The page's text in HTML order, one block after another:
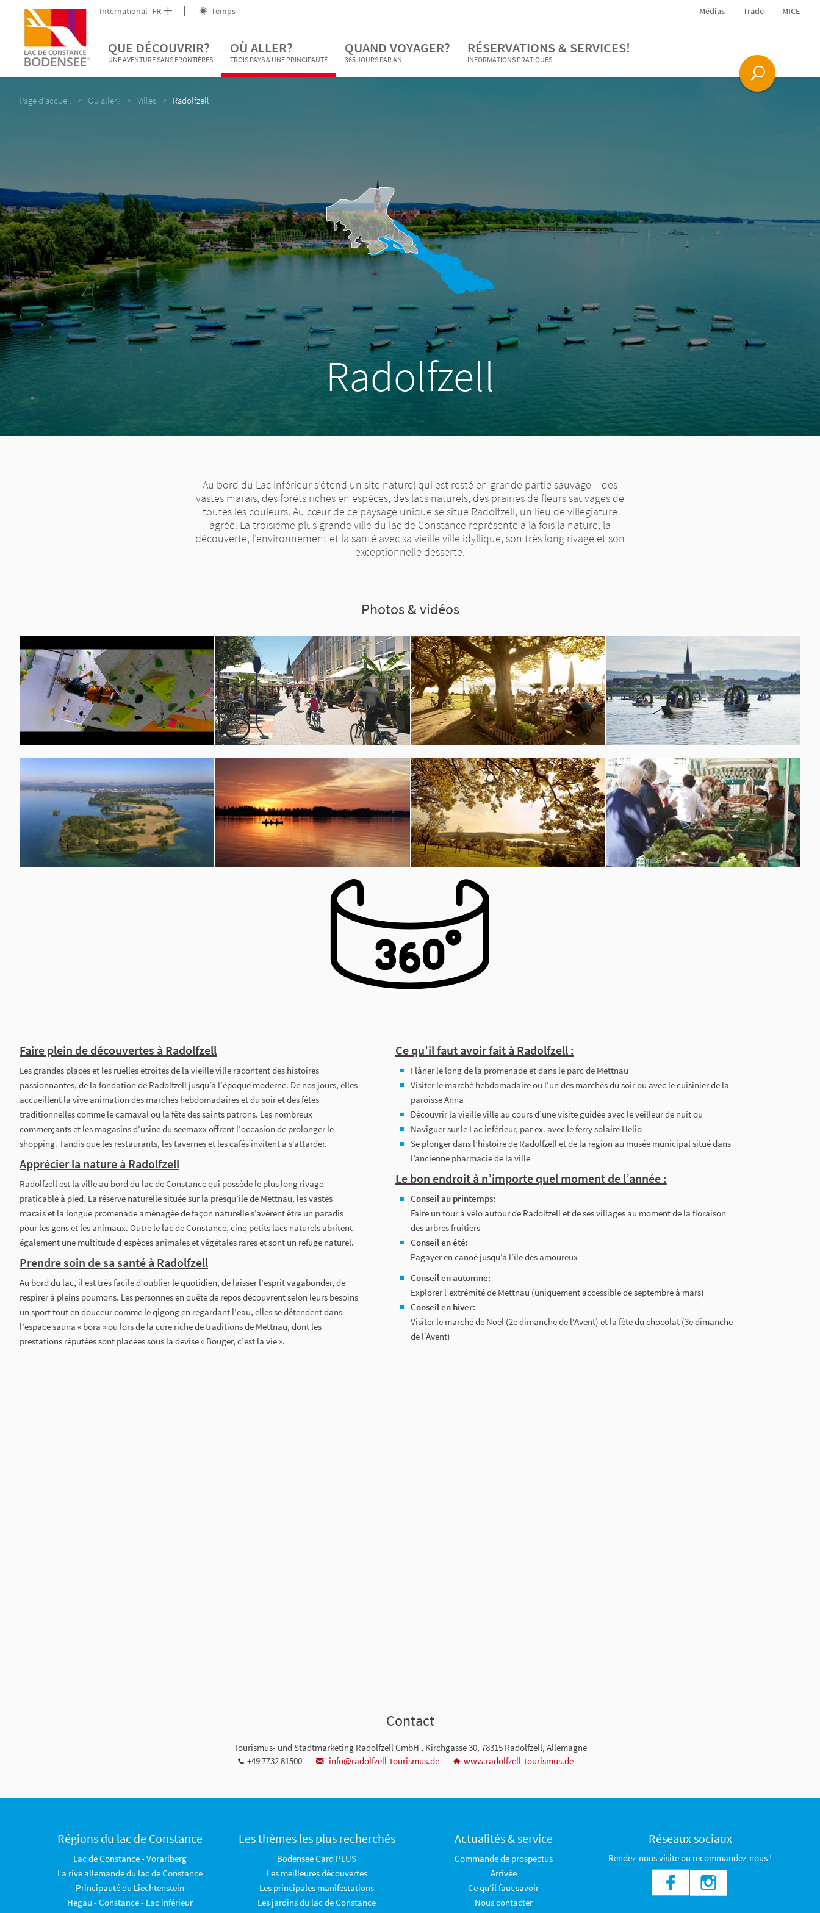
International FR Temps Médias Trade MICE
QUE DÉCOUVRIR?
UNE AVENTURE SANS FRONTIÈRES
OÙ ALLER?
TROIS PAYS & UNE PRINCIPAUTÉ
QUAND VOYAGER?
365 JOURS PAR AN
RÉSERVATIONS & SERVICES!
INFORMATIONS PRATIQUES
Page d'accueil Où aller? Villes Radolfzell
Radolfzell
Au bord du Lac inférieur s’étend un site naturel qui est resté en grande partie sauvage – des
vastes marais, des forêts riches en espèces, des lacs naturels, des prairies de fleurs sauvages de
toutes les couleurs. Au cœur de ce paysage unique se situe Radolfzell, un lieu de villégiature
agréé. La troisième plus grande ville du lac de Constance représente à la fois la nature, la
découverte, l’environnement et la santé avec sa vieille ville idyllique, son très long rivage et son
exceptionnelle desserte.
Photos & vidéos
Faire plein de découvertes à Radolfzell
Les grandes places et les ruelles étroites de la vieille ville racontent des histoires
passionnantes, de la fondation de Radolfzell jusqu’à l’époque moderne. De nos jours, elles
accueillent la vive animation des marchés hebdomadaires et du soir et des fêtes
traditionnelles comme le carnaval ou la fête des saints patrons. Les nombreux
commerçants et les magasins d’usine du seemaxx offrent l’occasion de prolonger le
shopping. Tandis que les restaurants, les tavernes et les cafés invitent à s‘attarder.
Apprécier la nature à Radolfzell
Radolfzell est la ville au bord du lac de Constance qui possède le plus long rivage
praticable à pied. La réserve naturelle située sur la presqu’île de Mettnau, les vastes
marais et la longue promenade aménagée de façon naturelle s’avèrent être un paradis
pour les gens et les animaux. Outre le lac de Constance, cinq petits lacs naturels abritent
également une multitude d’espèces animales et végétales rares et sont un refuge naturel.
Prendre soin de sa santé à Radolfzell
Au bord du lac, il est très facile d‘oublier le quotidien, de laisser l’esprit vagabonder, de
respirer à pleins poumons. Les personnes en quête de repos découvrent selon leurs besoins
un sport tout en douceur comme le qigong en regardant l’eau, elles se détendent dans
l’espace sauna « bora » ou lors de la cure riche de traditions de Mettnau, dont les
prestations réputées sont placées sous la devise « Bouger, c’est la vie ».
Ce qu’il faut avoir fait à Radolfzell :
Flâner le long de la promenade et dans le parc de Mettnau
Visiter le marché hebdomadaire ou l‘un des marchés du soir ou avec le cuisinier de la
paroisse Anna
Découvrir la vieille ville au cours d’une visite guidée avec le veilleur de nuit ou
Naviguer sur le Lac inférieur, par ex. avec le ferry solaire Helio
Se plonger dans l’histoire de Radolfzell et de la région au musée municipal situé dans
l’ancienne pharmacie de la ville
Le bon endroit à n’importe quel moment de l’année :
Conseil au printemps:
Faire un tour à vélo autour de Radolfzell et de ses villages au moment de la floraison
des arbres fruitiers
Conseil en été:
Pagayer en canoë jusqu’à l’île des amoureux
Conseil en automne:
Explorer l’extrémité de Mettnau (uniquement accessible de septembre à mars)
Conseil en hiver:
Visiter le marché de Noël (2e dimanche de l‘Avent) et la fête du chocolat (3e dimanche
de l‘Avent)
Contact
Tourismus- und Stadtmarketing Radolfzell GmbH , Kirchgasse 30, 78315 Radolfzell, Allemagne
+49 7732 81500
info@radolfzell-tourismus.de www.radolfzell-tourismus.de
Régions du lac de Constance
Lac de Constance - Vorarlberg
La rive allemande du lac de Constance
Principauté du Liechtenstein
Hegau - Constance - Lac inférieur
Les thèmes les plus recherchés
Bodensee Card PLUS
Les meilleures découvertes
Les principales manifestations
Les jardins du lac de Constance
Actualités & service
Commande de prospectus
Arrivée
Ce qu'il faut savoir
Nous contacter
Réseaux sociaux
Rendez-nous visite ou recommandez-nous !